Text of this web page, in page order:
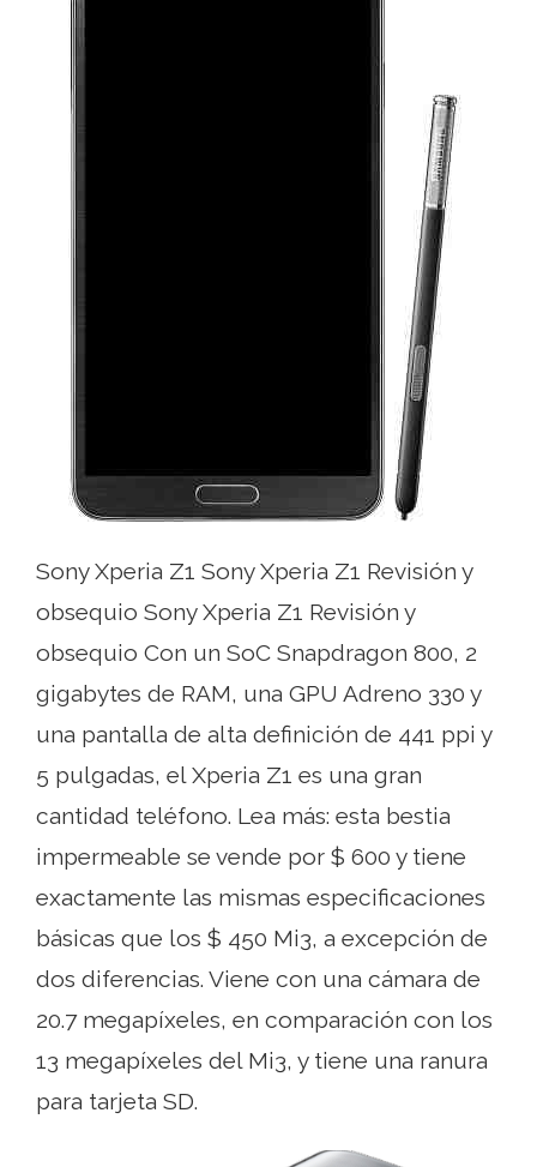
Sony Xperia Z1 Sony Xperia Z1 Revisión y
obsequio Sony Xperia Z1 Revisión y
obsequio Con un SoC Snapdragon 800, 2
gigabytes de RAM, una GPU Adreno 330 y
una pantalla de alta definición de 441 ppi y
5 pulgadas, el Xperia Z1 es una gran
cantidad teléfono. Lea más: esta bestia
impermeable se vende por $ 600 y tiene
exactamente las mismas especificaciones
básicas que los $ 450 Mi3, a excepción de
dos diferencias. Viene con una cámara de
20.7 megapíxeles, en comparación con los
13 megapíxeles del Mi3, y tiene una ranura
para tarjeta SD.